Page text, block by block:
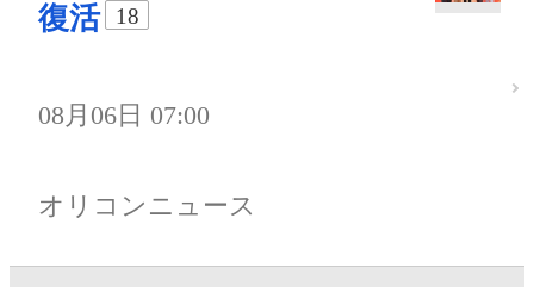
復活
18
08月06日 07:00
オリコンニュース